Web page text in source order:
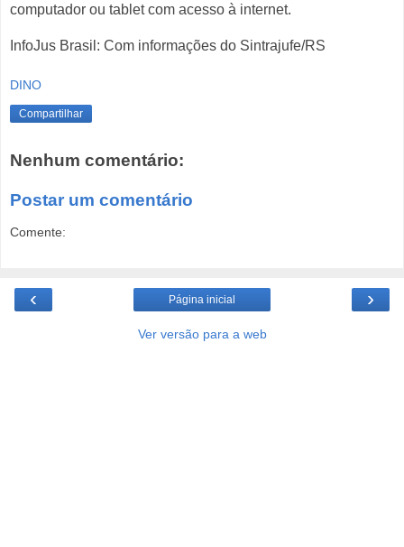
computador ou tablet com acesso à internet.
InfoJus Brasil: Com informações do Sintrajufe/RS
DINO
Compartilhar
Nenhum comentário:
Postar um comentário
Comente:
‹ ›
Página inicial
Ver versão para a web